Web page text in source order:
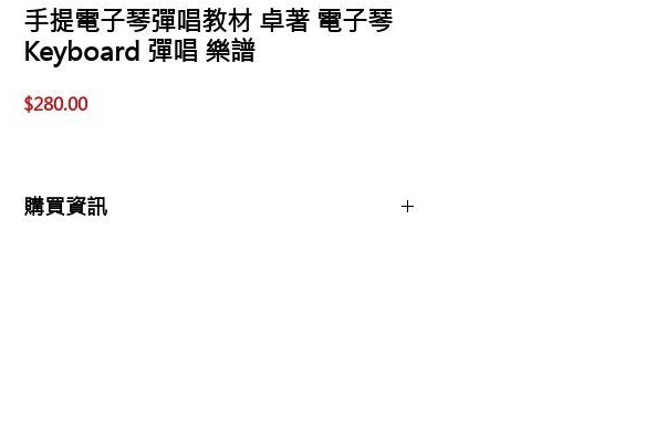
手提電子琴彈唱教材 卓著 電子琴
Keyboard 彈唱 樂譜
$280.00價
購買資訊